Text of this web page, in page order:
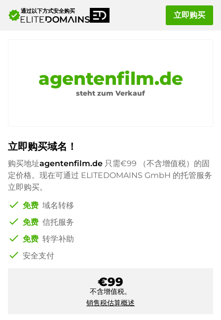
verified通过以下方式安全购买 立即购买
agentenfilm.de
steht zum Verkauf
立即购买域名！
购买地址agentenfilm.de 只需€99
（不含增值税）的固
定价格。现在可通过 ELITEDOMAINS GmbH 的托管服务
立即购买。
check 免费 域名转移
check 免费 信托服务
check 免费 转学补助
check 安全支付
€99
不含增值税。
销售税估算概述